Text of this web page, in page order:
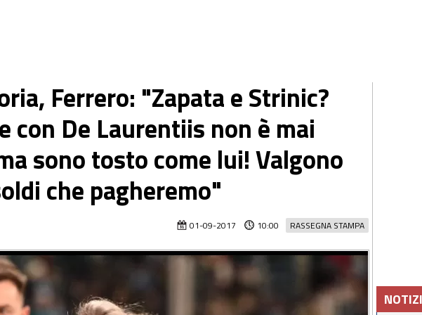
Ferrero: "Zapata e Strinic?
con De Laurentiis non è mai
sono tosto come lui! Valgono
che pagheremo"
RASSEGNA STAMPA
01-09-2017 10:00